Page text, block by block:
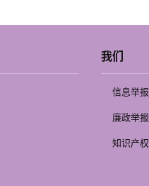
我们
信息举报
廉政举报
知识产